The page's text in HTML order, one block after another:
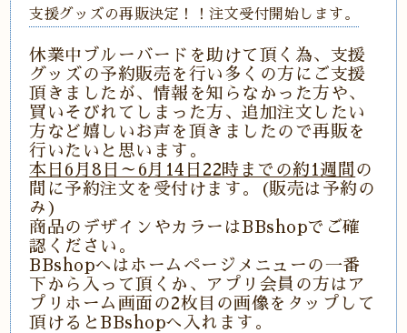
支援グッズの再販決定！！注文受付開始します。
休業中ブルーバードを助けて頂く為、支援
グッズの予約販売を行い多くの方にご支援
頂きましたが、情報を知らなかった方や、
買いそびれてしまった方、追加注文したい
方など嬉しいお声を頂きましたので再販を
行いたいと思います。
本日6月8日～6月14日22時までの約1週間 の
間に予約注文を受付けます。(販売は予約の
み)
商品のデザインやカラーはBBshopでご確
認ください。
BBshopへはホームページメニューの一番
下から入って頂くか、アプリ会員の方はア
プリホーム画面の2枚目の画像をタップして
頂けるとBBshopへ入れます。